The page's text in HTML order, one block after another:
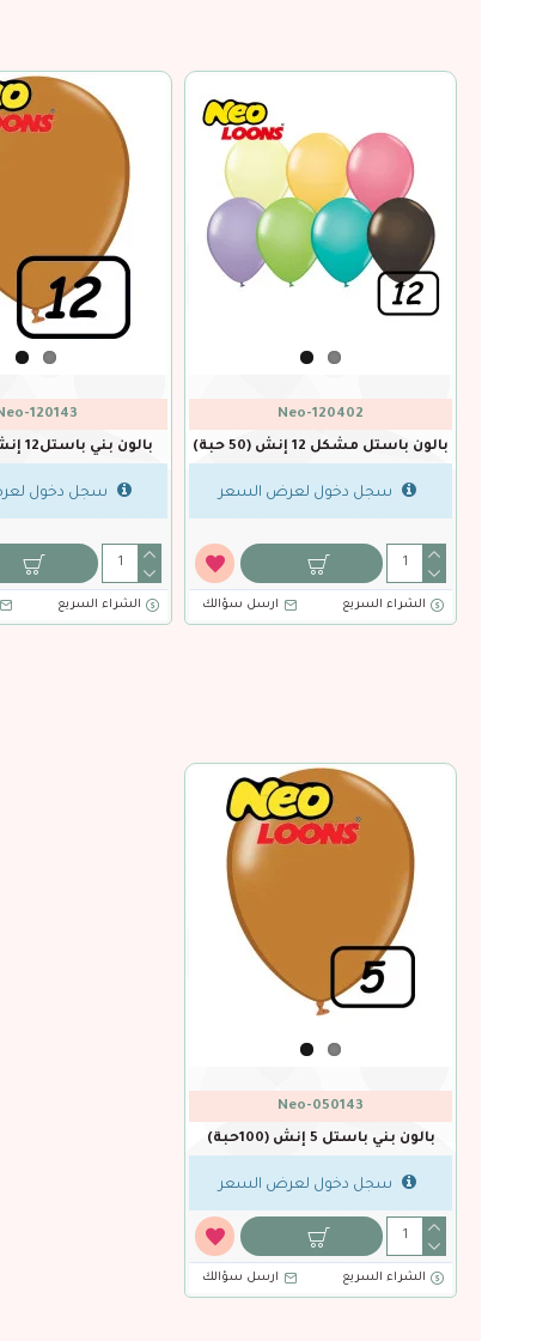
بالون اخضر ليموني باستل 16 إنش
(50 حبة)
الشراء السريع ارسل سؤالك
-31 %
بالون اخضر ليموني باستل 12 إنش
(100 حبة)
الشراء السريع ارسل سؤالك
Neo-050143
بالون بني باستل 5 إنش (100حبة)
سجل دخول لعرض السعر
الشراء السريع ارسل سؤالك